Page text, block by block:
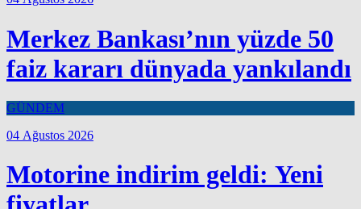
Merkez Bankası’nın yüzde 50
faiz kararı dünyada yankılandı
GÜNDEM
04 Ağustos 2026
Motorine indirim geldi: Yeni